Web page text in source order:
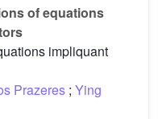
of equations
impliquant
Prazeres ; Ying